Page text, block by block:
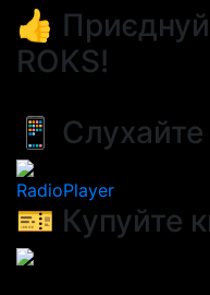
👍
ROKS!
📱
RadioPlayer
🎫 Купуйте